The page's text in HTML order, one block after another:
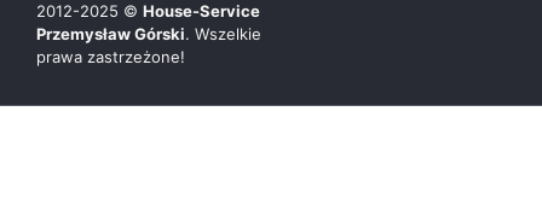
2012-2025 © House-Service
Przemysław Górski. Wszelkie
prawa zastrzeżone!